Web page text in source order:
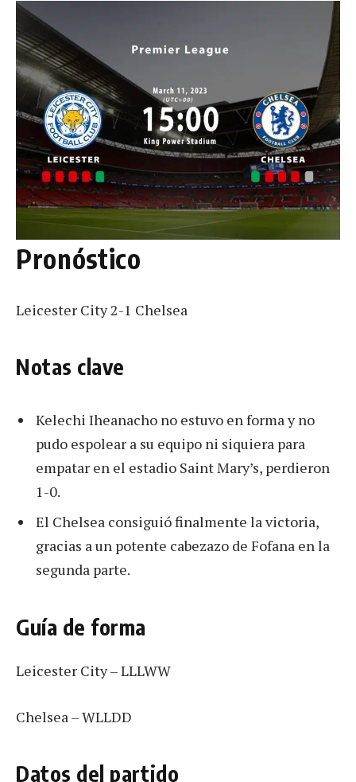
Pronóstico
Leicester City 2-1 Chelsea
Notas clave
Kelechi Iheanacho no estuvo en forma y no
pudo espolear a su equipo ni siquiera para
empatar en el estadio Saint Mary’s, perdieron
1-0.
El Chelsea consiguió finalmente la victoria,
gracias a un potente cabezazo de Fofana en la
segunda parte.
Guía de forma
Leicester City – LLLWW
Chelsea – WLLDD
Datos del partido